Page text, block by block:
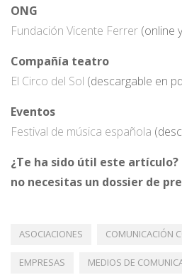
ONG
Fundación Vicente Ferrer (online
Compañía teatro
El Circo del Sol (descargable en
Eventos
Festival de música española
¿Te ha sido útil este artículo?
no necesitas un dossier de
ASOCIACIONES COMUNICACIÓN
EMPRESAS MEDIOS DE